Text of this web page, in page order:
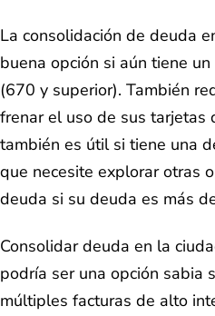
La consolidación de deuda
buena opción si aún tiene
(670 y superior). También
frenar el uso de sus tarjetas
también es útil si tiene una
que necesite explorar otras
deuda si su deuda es más
Consolidar deuda en la
podría ser una opción sabia
múltiples facturas de alto